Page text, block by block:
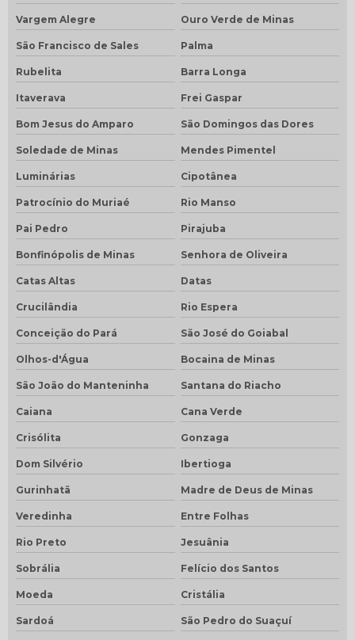
Vargem Alegre Ouro Verde de Minas
São Francisco de Sales Palma
Rubelita Barra Longa
Itaverava Frei Gaspar
Bom Jesus do Amparo São Domingos das Dores
Soledade de Minas Mendes Pimentel
Luminárias Cipotânea
Patrocínio do Muriaé Rio Manso
Pai Pedro Pirajuba
Bonfinópolis de Minas Senhora de Oliveira
Catas Altas Datas
Crucilândia Rio Espera
Conceição do Pará São José do Goiabal
Olhos-d'Água Bocaina de Minas
São João do Manteninha Santana do Riacho
Caiana Cana Verde
Crisólita Gonzaga
Dom Silvério Ibertioga
Gurinhatã Madre de Deus de Minas
Veredinha Entre Folhas
Rio Preto Jesuânia
Sobrália Felício dos Santos
Moeda Cristália
Sardoá São Pedro do Suaçuí